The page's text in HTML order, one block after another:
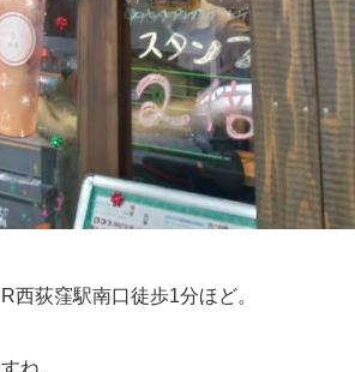
荻窪駅南口徒歩1分ほど。